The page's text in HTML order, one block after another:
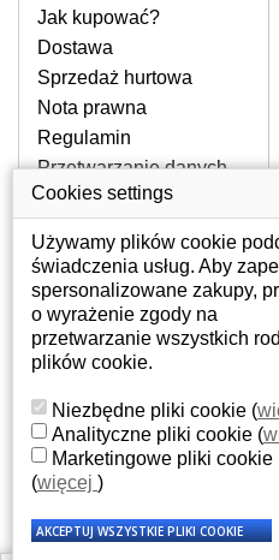
rozbity lub pęknięty
pojawiające się
ekran, migotanie lub
jasność ekranu.
W
cały
JAK WYBRAĆ
DO LAPTOPA ACER
Odpowiedni ekran
konkretnego modelu
oznaczenie można
na spodzie laptopa lub
również
pęknięty ekran został
Jak kupować?
Dostawa
Sprzedaż hurtowa
Nota prawna
Regulamin
Przetwarzanie danych
osobowych
Gdzie nas znajdziesz
Twoje konto
Twoje konto
Dane osobowe
Adresy
Historia zamówień
Cookies settings
Używamy plików cookie
świadczenia usług. Aby
spersonalizowane zakupy,
o wyrażenie zgody na
przetwarzanie wszystkich
plików cookie.
Niezbędne pliki cookie (
Analityczne pliki cookie (
Marketingowe pliki cookie
(więcej )